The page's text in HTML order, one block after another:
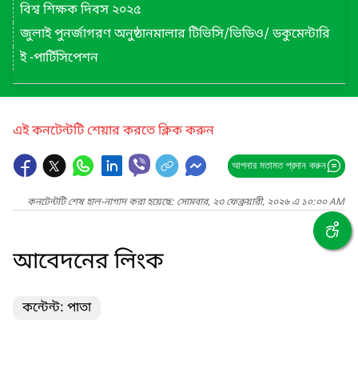
বিশ্ব শিক্ষক দিবস ২০২৫
জুলাই পুনর্জাগরণ অনুষ্ঠানমালার টিভিসি/ভিডিও/ ডকুমেন্টারি
ই -পার্টিসিপেশন
এই কনটেন্টটি শেয়ার করতে ক্লিক করুন
আপনার মতামত প্রদান করুন
কনটেন্টটি শেষ হাল-নাগাদ করা হয়েছে: সোমবার, ২৩ ফেব্রুয়ারী, ২০২৬ এ ১০:০০ AM
আবেদনের লিংক
কন্টেন্ট: পাতা